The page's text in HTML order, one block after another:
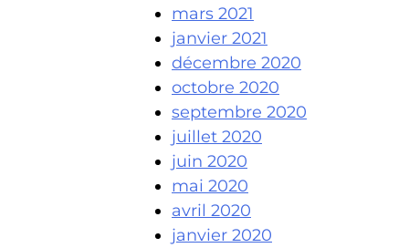
mars 2021
janvier 2021
décembre 2020
octobre 2020
septembre 2020
juillet 2020
juin 2020
mai 2020
avril 2020
janvier 2020